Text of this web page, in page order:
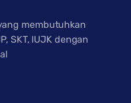
membutuhkan
SKT, IUJK dengan